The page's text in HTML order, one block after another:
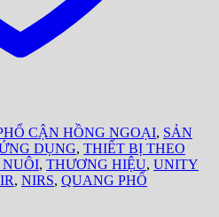
CẬN HỒNG NGOẠI, SẢN
DỤNG, THIẾT BỊ THEO
, THƯƠNG HIỆU, UNITY
, NIRS, QUANG PHỔ